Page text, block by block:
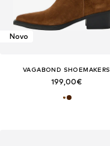
Novo
VAGABOND SHOEMAKERS
199,00€